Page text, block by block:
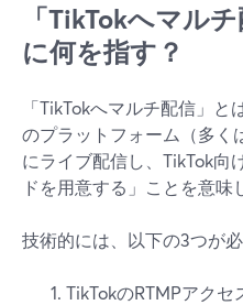
「TikTokへマル
に何を指す？
「TikTokへマルチ配信」
のプラットフォーム（多く
にライブ配信し、TikTok向
ドを用意する」ことを意味
技術的には、以下の3つが必
TikTokのRTMPアク